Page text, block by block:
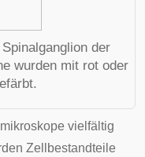
der
wurden mit rot oder
vielfältig
Zellbestandteile